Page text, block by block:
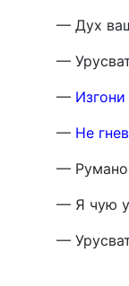
— Дух
—
— Изгони
— Не
—
— Я чую
—